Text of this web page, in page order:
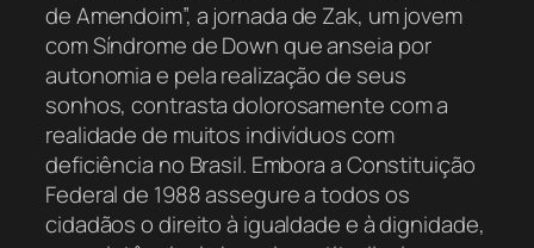
de Amendoim”, a jornada de Zak, um jovem
com Síndrome de Down que anseia por
autonomia e pela realização de seus
sonhos, contrasta dolorosamente com a
realidade de muitos indivíduos com
deficiência no Brasil. Embora a Constituição
Federal de 1988 assegure a todos os
cidadãos o direito à igualdade e à dignidade,